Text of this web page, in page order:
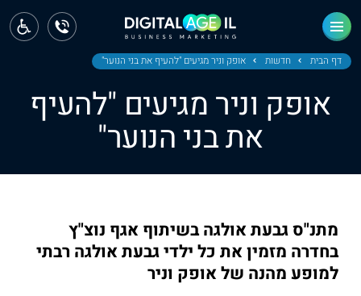
דף הבית חדשות אופק וניר מגיעים "להעיף את בני הנוער"
אופק וניר מגיעים "להעיף
את בני הנוער"
מתנ"ס גבעת אולגה בשיתוף אגף נוצ"ץ
בחדרה מזמין את כל ילדי גבעת אולגה רבתי
למופע מהנה של אופק וניר
ראשי
חדשות
מחוז צפון
מחוז חיפה
מחוז מרכז
ירושלים
תל אביב